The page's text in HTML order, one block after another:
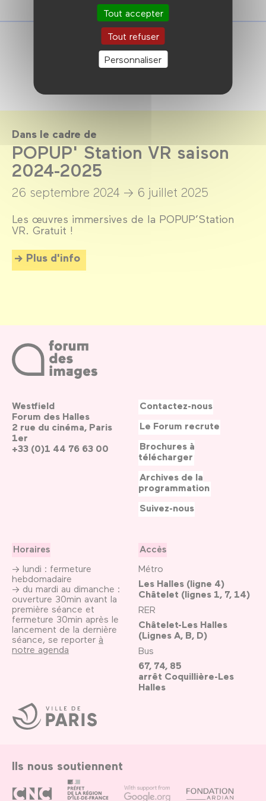
Tout accepter
Tout refuser
Personnaliser
Dans le cadre de
POPUP' Station VR saison
2024-2025
26 septembre 2024 → 6 juillet 2025
Les œuvres immersives de la POPUP’Station
VR. Gratuit !
Plus d'info
Ville
de
Paris
Westfield
Forum des Halles
2 rue du cinéma, Paris
1er
+33 (0)1 44 76 63 00
Horaires
→ lundi : fermeture
hebdomadaire
→ du mardi au dimanche :
ouverture 30min avant la
première séance et
fermeture 30min après le
lancement de la dernière
séance, se reporter à
notre agenda
Accès
Métro
Les Halles (ligne 4)
Châtelet (lignes 1, 7, 14)
RER
Châtelet-Les Halles
(Lignes A, B, D)
Bus
67, 74, 85
arrêt Coquillière-Les
Halles
Contactez-nous
Le Forum recrute
Brochures à
télécharger
Archives de la
programmation
Suivez-nous
Ils nous soutiennent